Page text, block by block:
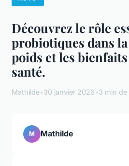
Découvrez le rôle
probiotiques dans
poids et les
santé.
Mathilde•30 janvier 2026•3 min de
M Mathilde